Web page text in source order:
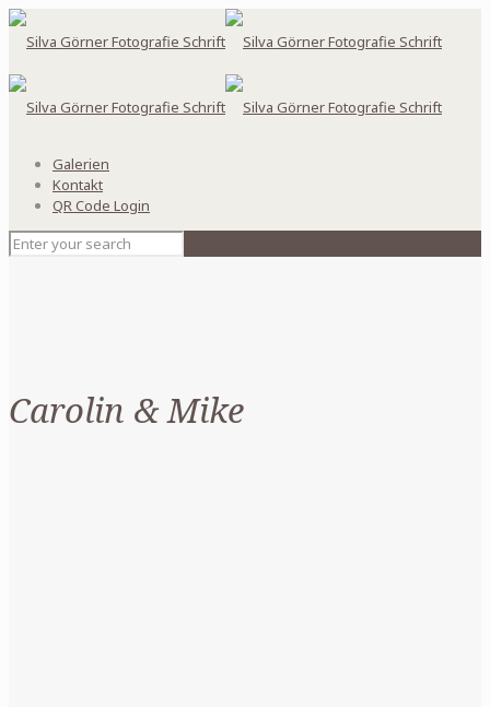
Galerien
Kontakt
QR Code Login
Carolin & Mike